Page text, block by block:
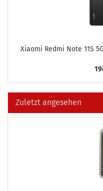
Xiao­mi Redmi Note 11S
Zuletzt angesehen